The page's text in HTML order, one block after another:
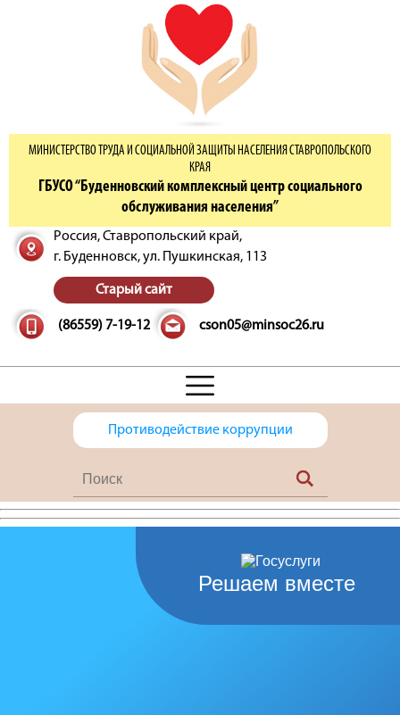
МИНИСТЕРСТВО ТРУДА И СОЦИАЛЬНОЙ ЗАЩИТЫ НАСЕЛЕНИЯ СТАВРОПОЛЬСКОГО
КРАЯ
ГБУСО “Буденновский комплексный центр социального
обслуживания населения”
Россия, Ставропольский край,
г. Буденновск,ул. Пушкинская, 113
Старый сайт
(86559) 7-19-12 cson05@minsoc26.ru
Противодействие коррупции
Решаем вместе